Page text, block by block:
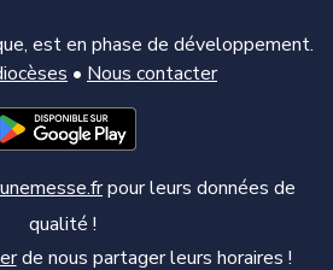
est en phase de développement.
• Nous contacter
pour leurs données de
qualité !
de nous partager leurs horaires !